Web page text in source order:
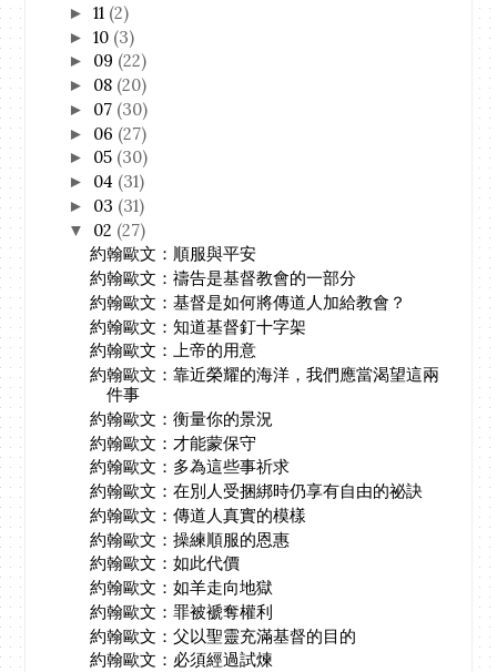
►11 (2)
►10 (3)
► 09 (22)
► 08 (20)
► 07 (30)
► 06 (27)
► 05 (30)
► 04 (31)
► 03 (31)
▼ 02 (27)
約翰歐文：順服與平安
約翰歐文：禱告是基督教會的一部分
約翰歐文：基督是如何將傳道人加給教會？
約翰歐文：知道基督釘十字架
約翰歐文：上帝的用意
約翰歐文：靠近榮耀的海洋，我們應當渴望這兩
件事
約翰歐文：衡量你的景況
約翰歐文：才能蒙保守
約翰歐文：多為這些事祈求
約翰歐文：在別人受捆綁時仍享有自由的祕訣
約翰歐文：傳道人真實的模樣
約翰歐文：操練順服的恩惠
約翰歐文：如此代價
約翰歐文：如羊走向地獄
約翰歐文：罪被褫奪權利
約翰歐文：父以聖靈充滿基督的目的
約翰歐文：必須經過試煉